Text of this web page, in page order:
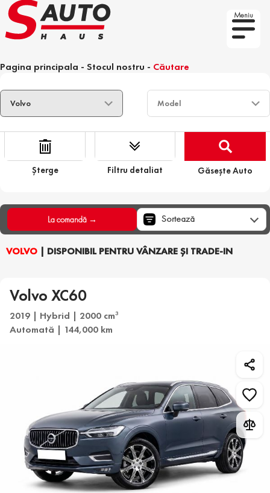
Meniu
Pagina principala - Stocul nostru - Căutare
Șterge Filtru detaliat Găsește Auto
VOLVO | DISPONIBIL PENTRU VÂNZARE ȘI TRADE-IN
La comandă → Sortează
Volvo XC60
2019 | Hybrid | 2000 cm3
Automată | 144,000 km